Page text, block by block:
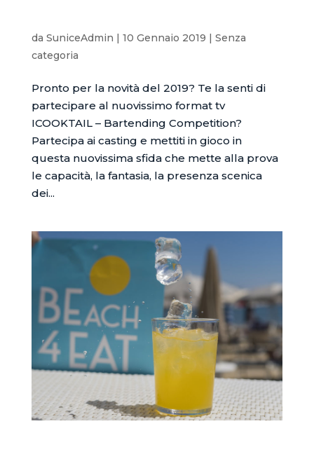
da SuniceAdmin | 10 Gennaio 2019 | Senza
categoria
Pronto per la novità del 2019? Te la senti di
partecipare al nuovissimo format tv
ICOOKTAIL – Bartending Competition?
Partecipa ai casting e mettiti in gioco in
questa nuovissima sfida che mette alla prova
le capacità, la fantasia, la presenza scenica
dei...